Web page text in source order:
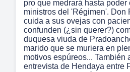
pro que medrará hasta
ministros del 'Régimen'. Don
cuida a sus ovejas con
confunden (¿sin querer?)
duquesa viuda de
marido que se muriera en
motivos espúreos... También
entrevista de Hendaya entre